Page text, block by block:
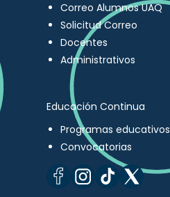
Correo Alumnos UAQ
Solicitud Correo
Docentes
Administrativos
Educación Continua
Programas educativos
Convocatorias